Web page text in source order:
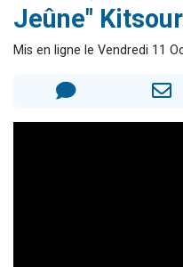
Il reste
Eva vient
Jeûne"
Mis en ligne le Vendredi 11